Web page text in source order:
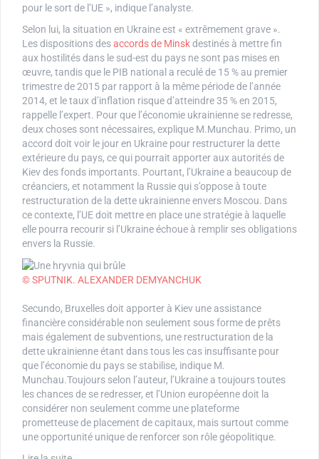
pour le sort de l’UE », indique l’analyste.
Selon lui, la situation en Ukraine est « extrêmement grave ».
Les dispositions desaccords de Minskdestinés à mettre fin
aux hostilités dans le sud-est du pays ne sont pas mises en
œuvre, tandis que le PIB national a reculé de 15 % au premier
trimestre de 2015 par rapport à la même période de l’année
2014, et le taux d’inflation risque d’atteindre 35 % en 2015,
rappelle l’expert. Pour que l’économie ukrainienne se redresse,
deux choses sont nécessaires, explique M.Munchau. Primo, un
accord doit voir le jour en Ukraine pour restructurer la dette
extérieure du pays, ce qui pourrait apporter aux autorités de
Kiev des fonds importants. Pourtant, l’Ukraine a beaucoup de
créanciers, et notamment la Russie qui s’oppose à toute
restructuration de la dette ukrainienne envers Moscou. Dans
ce contexte, l’UE doit mettre en place une stratégie à laquelle
elle pourra recourir si l’Ukraine échoue à remplir ses obligations
envers la Russie.
© SPUTNIK. ALEXANDER DEMYANCHUK
Secundo, Bruxelles doit apporter à Kiev une assistance
financière considérable non seulement sous forme de prêts
mais également de subventions, une restructuration de la
dette ukrainienne étant dans tous les cas insuffisante pour
que l’économie du pays se stabilise, indique M.
Munchau.Toujours selon l’auteur, l’Ukraine a toujours toutes
les chances de se redresser, et l’Union européenne doit la
considérer non seulement comme une plateforme
prometteuse de placement de capitaux, mais surtout comme
une opportunité unique de renforcer son rôle géopolitique.